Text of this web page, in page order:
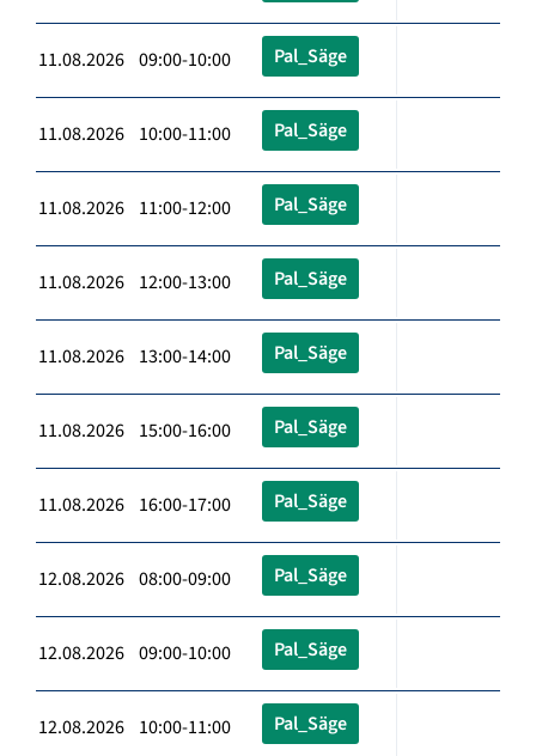
11.08.2026 09:00-10:00 Pal_Säge
11.08.2026 10:00-11:00 Pal_Säge
11.08.2026 11:00-12:00 Pal_Säge
11.08.2026 12:00-13:00 Pal_Säge
11.08.2026 13:00-14:00 Pal_Säge
11.08.2026 15:00-16:00 Pal_Säge
11.08.2026 16:00-17:00 Pal_Säge
12.08.2026 08:00-09:00 Pal_Säge
12.08.2026 09:00-10:00 Pal_Säge
12.08.2026 10:00-11:00 Pal_Säge